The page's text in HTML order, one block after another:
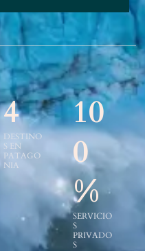
4
DESTINO
S EN
PATAGO
NIA
10
0
%
SERVICIO
S
PRIVADO
S